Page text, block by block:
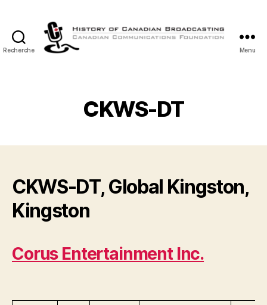
Recherche
Radiodiffusion
Canadienne
Menu
CKWS-DT
CKWS-DT, Global Kingston,
Kingston
Corus Entertainment Inc.